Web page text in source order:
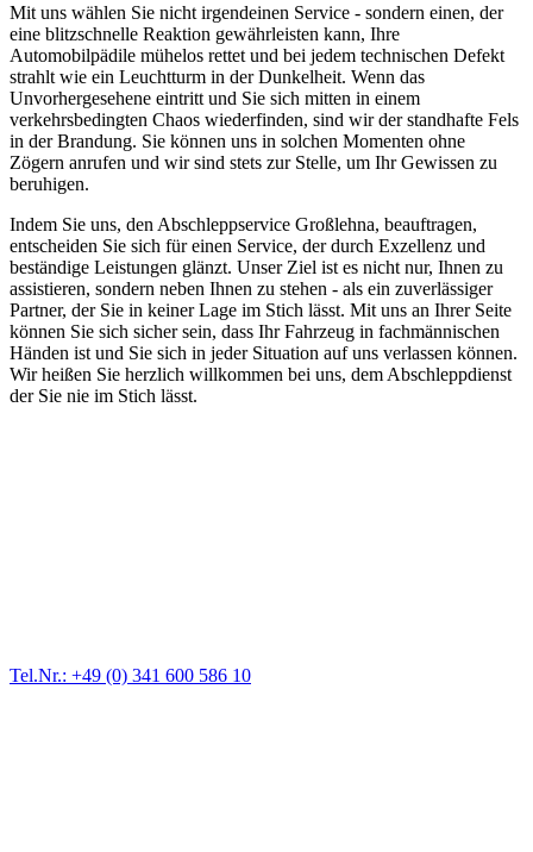
Mit uns wählen Sie nicht irgendeinen Service - sondern einen, der
eine blitzschnelle Reaktion gewährleisten kann, Ihre
Automobilpädile mühelos rettet und bei jedem technischen Defekt
strahlt wie ein Leuchtturm in der Dunkelheit. Wenn das
Unvorhergesehene eintritt und Sie sich mitten in einem
verkehrsbedingten Chaos wiederfinden, sind wir der standhafte Fels
in der Brandung. Sie können uns in solchen Momenten ohne
Zögern anrufen und wir sind stets zur Stelle, um Ihr Gewissen zu
beruhigen.
Indem Sie uns, den Abschleppservice Großlehna, beauftragen,
entscheiden Sie sich für einen Service, der durch Exzellenz und
beständige Leistungen glänzt. Unser Ziel ist es nicht nur, Ihnen zu
assistieren, sondern neben Ihnen zu stehen - als ein zuverlässiger
Partner, der Sie in keiner Lage im Stich lässt. Mit uns an Ihrer Seite
können Sie sich sicher sein, dass Ihr Fahrzeug in fachmännischen
Händen ist und Sie sich in jeder Situation auf uns verlassen können.
Wir heißen Sie herzlich willkommen bei uns, dem Abschleppdienst
der Sie nie im Stich lässt.
Tel.Nr.: +49 (0) 341 600 586 10